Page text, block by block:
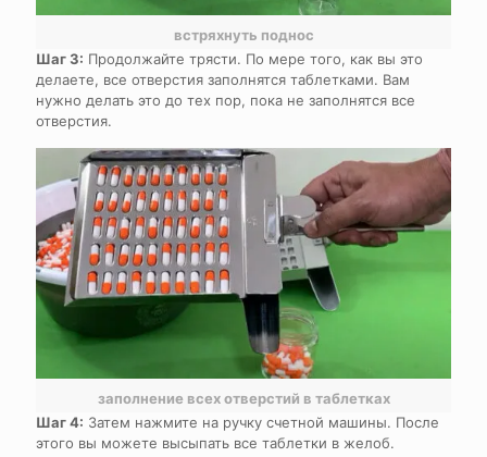
встряхнуть поднос
Шаг 3: Продолжайте трясти. По мере того, как вы это
делаете, все отверстия заполнятся таблетками. Вам
нужно делать это до тех пор, пока не заполнятся все
отверстия.
заполнение всех отверстий в таблетках
Шаг 4: Затем нажмите на ручку счетной машины. После
этого вы можете высыпать все таблетки в желоб.